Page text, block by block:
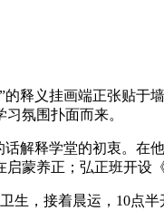
释义挂画端正张贴
氛围扑面而来。
解释学堂的初衷。
蒙养正；弘正班开设
生，接着晨运，10点